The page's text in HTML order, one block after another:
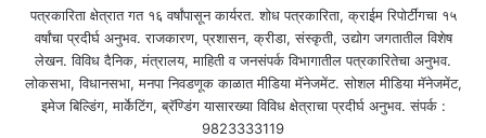
पत्रकारिता क्षेत्रात गत १६ वर्षांपासून कार्यरत. शोध पत्रकारिता, क्राईम रिपोर्टींगचा १५
वर्षांचा प्रदीर्घ अनुभव. राजकारण, प्रशासन, क्रीडा, संस्कृती, उद्योग जगतातील विशेष
लेखन. विविध दैनिक, मंत्रालय, माहिती व जनसंपर्क विभागातील पत्रकारितेचा अनुभव.
लोकसभा, विधानसभा, मनपा निवडणूक काळात मीडिया मॅनेजमेंट. सोशल मीडिया मॅनेजमेंट,
इमेज बिल्डिंग, मार्केटिंग, ब्रॅण्डिंग यासारख्या विविध क्षेत्राचा प्रदीर्घ अनुभव. संपर्क :
9823333119